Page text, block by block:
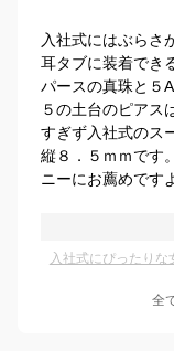
入社式にはぶらさ
耳タブに装着でき
パースの真珠と５
５の土台のピアス
すぎず入社式のス
縦８．５ｍｍです
ニーにお薦めです
入社式にぴったり
全